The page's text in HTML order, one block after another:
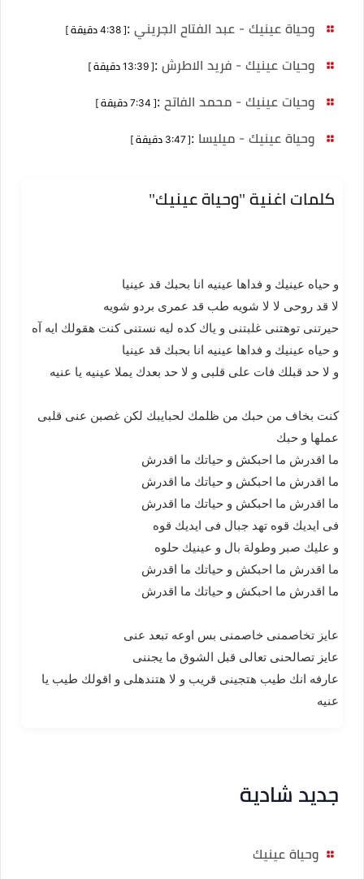
وحياة عينيك - عبد الفتاح الجريني :[ 4:38 دقيقة ]
وحيات عينيك - فريد الاطرش :[ 13:39 دقيقة ]
وحيات عينيك - محمد الفاتح :[ 7:34 دقيقة ]
وحياة عينيك - ميليسا :[ 3:47 دقيقة ]
كلمات اغنية "وحياة عينيك"
و حياه عينيك و فداها عينيه انا بحبك قد عينيا
لا قد روحى لا لا شويه طب قد عمرى بردو شويه
حيرتنى توهتنى غلبتنى و ياك كده ليه نستنى كنت هقولك ايه آه
و حياه عينيك و فداها عينيه انا بحبك قد عينيا
و لا حد قبلك فات على قلبى و لا حد بعدك يملا عينيه يا عنيه
كنت بخاف من حبك من ظلمك لحبايبك لكن غصبن عنى قلبى
عملها و حبك
ما اقدرش ما احبكش و حياتك ما اقدرش
ما اقدرش ما احبكش و حياتك ما اقدرش
ما اقدرش ما احبكش و حياتك ما اقدرش
فى ايديك قوه تهد جبال فى ايديك قوه
و عليك صبر وطولة بال و عينيك حلوه
ما اقدرش ما احبكش و حياتك ما اقدرش
ما اقدرش ما احبكش و حياتك ما اقدرش
عايز تخاصمنى خاصمنى بس اوعه تبعد عنى
عايز تصالحنى تعالى قبل الشوق ما يجننى
عارفه انك طيب هتجينى قريب و لا هتندهلى و اقولك طيب يا
عنيه
جديد شادية
وحياة عينيك